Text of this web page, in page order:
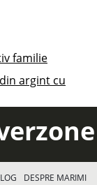
familie
argint cu
DESPRE MARIMI